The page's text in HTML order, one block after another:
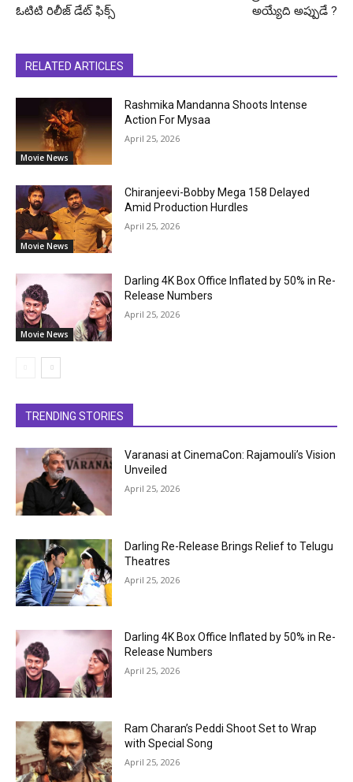
ఓటిటి రిలీజ్ డేట్ ఫిక్స్
అయ్యేది అప్పుడే ?
RELATED ARTICLES
Movie News
Rashmika Mandanna Shoots Intense
Action For Mysaa
April 25, 2026
Movie News
Chiranjeevi-Bobby Mega 158 Delayed
Amid Production Hurdles
April 25, 2026
Movie News
Darling 4K Box Office Inflated by 50% in Re-
Release Numbers
April 25, 2026
TRENDING STORIES
Varanasi at CinemaCon: Rajamouli’s Vision
Unveiled
April 25, 2026
Darling Re-Release Brings Relief to Telugu
Theatres
April 25, 2026
Darling 4K Box Office Inflated by 50% in Re-
Release Numbers
April 25, 2026
Ram Charan’s Peddi Shoot Set to Wrap
with Special Song
April 25, 2026